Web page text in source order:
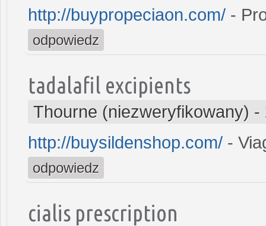
http://buypropeciaon.com/ -
odpowiedz
tadalafil excipients
Thourne (niezweryfikowany) -
http://buysildenshop.com/ -
odpowiedz
cialis prescription